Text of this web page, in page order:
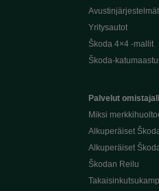
Avustinjärjestelmät
Yritysautot
Škoda 4×4 -mallit
Škoda-
Palvelut
Miksi
Alkuperäiset
Alkuperäiset
Škodan Reilu